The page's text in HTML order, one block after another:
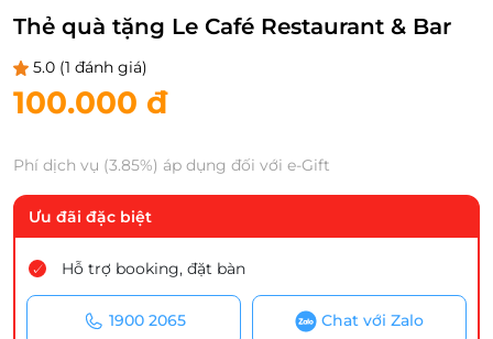
Thẻ quà tặng Le Café Restaurant & Bar
5.0 (1 đánh giá)
100.000 đ
Phí dịch vụ (3.85%) áp dụng đối với e-Gift
Ưu đãi đặc biệt
Hỗ trợ booking, đặt bàn
1900 2065 Chat với Zalo